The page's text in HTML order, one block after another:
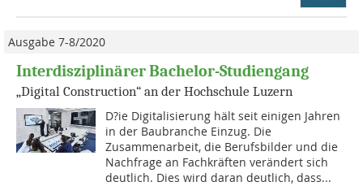
Ausgabe 7-8/2020
Interdisziplinärer Bachelor-Studiengang
„Digital Construction“ an der Hochschule Luzern
D?ie Digitalisierung hält seit einigen Jahren
in der Baubranche Einzug. Die
Zusammenarbeit, die Berufsbilder und die
Nachfrage an Fachkräften verändert sich
deutlich. Dies wird daran deutlich, dass...